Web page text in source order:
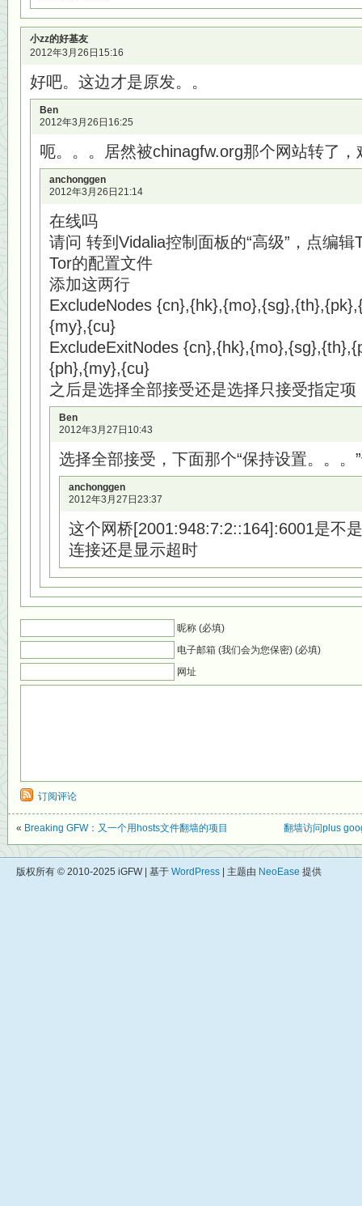
小zz的好基友
2012年3月26日15:16
好吧。这边才是原发。。
Ben
2012年3月26日16:25
呃。。。居然被chinagfw.org那个网站转了
anchonggen
2012年3月26日21:14
在线吗
请问 转到Vidalia控制面板的“高级”，点编
Tor的配置文件
添加这两行
ExcludeNodes
{my},{cu}
ExcludeExitNodes
{ph},{my},{cu}
之后是选择全部接受还是选择只接受指定项
Ben
2012年3月27日10:43
选择全部接受，下面那个“保持设置。。。
anchonggen
2012年3月27日23:37
这个网桥[2001:948:7:2::164]:6001是不
连接还是显示超时
昵称 (必填)
电子邮箱 (我们会为您保密) (必填)
网址
订阅评论
« Breaking GFW：又一个用hosts文件翻墙的项目 翻墙访问plus
版权所有 © 2010-2025 iGFW | 基于 WordPress | 主题由 NeoEase 提供